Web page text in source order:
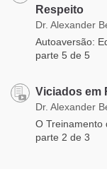
Respeito
Dr. Alexander
Autoaversão:
parte 5 de 5
Viciados em
Dr. Alexander
O Treinamento
parte 2 de 3